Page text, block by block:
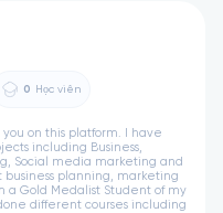
0 Học viên
on this platform. I have
including Business,
Social media marketing and
planning, marketing
a Gold Medalist Student of my
different courses including